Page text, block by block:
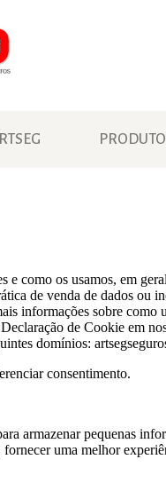
como os usamos, em
de venda de dados ou
informações sobre
de Cookie em
domínios:
consentimento.
armazenar pequenas
uma melhor